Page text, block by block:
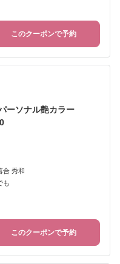
このクーポンで予約
ーソナル艶カラー
合 秀和
も
このクーポンで予約